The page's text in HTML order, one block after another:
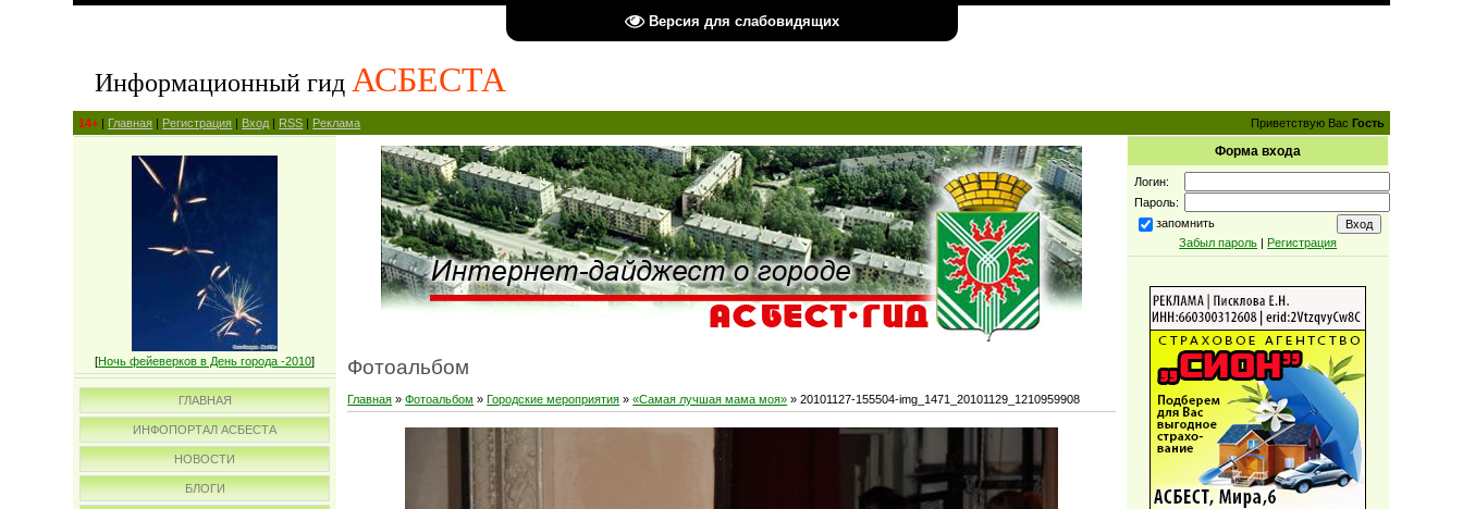
Версия для слабовидящих
Информационный гид АСБЕСТА
14+ | Главная | Регистрация | Вход | RSS | Реклама Приветствую Вас Гость
[Ночь фейеверков в День города -2010]
ГЛАВНАЯ
ИНФОПОРТАЛ АСБЕСТА
НОВОСТИ
БЛОГИ
Фотоальбом
Главная »Фотоальбом »Городские мероприятия »«Самая лучшая мама моя» » 20101127-155504-img_1471_20101129_1210959908
Форма входа
Логин:
Пароль:
запомнить
Забыл пароль | Регистрация